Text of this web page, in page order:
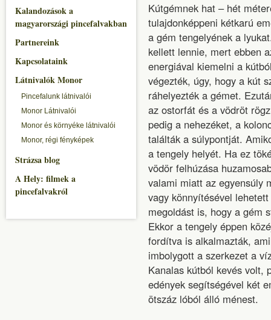
Kalandozások a
magyarországi pincefalvakban
Partnereink
Kapcsolataink
Látnivalók Monor
Pincefalunk látnivalói
Monor Látnivalói
Monor és környéke látnivalói
Monor, régi fényképek
Strázsa blog
A Hely: filmek a
pincefalvakról
Kútgémnek hat – hét
tulajdonképpeni kétkarú
a gém tengelyének a
kellett lennie, mert ebben
energiával kiemelni a
végezték, úgy, hogy a kút
ráhelyezték a gémet.
az ostorfát és a vödröt
pedig a nehezéket, a
találták a súlypontját.
a tengely helyét. Ha ez
vödör felhúzása
valami miatt az egyensúly
vagy könnyítésével
megoldást is, hogy a gém
Ekkor a tengely éppen
fordítva is alkalmazták,
imbolygott a szerkezet a
Kanalas kútból kevés volt,
edények segítségével két
ötszáz lóból álló ménest.